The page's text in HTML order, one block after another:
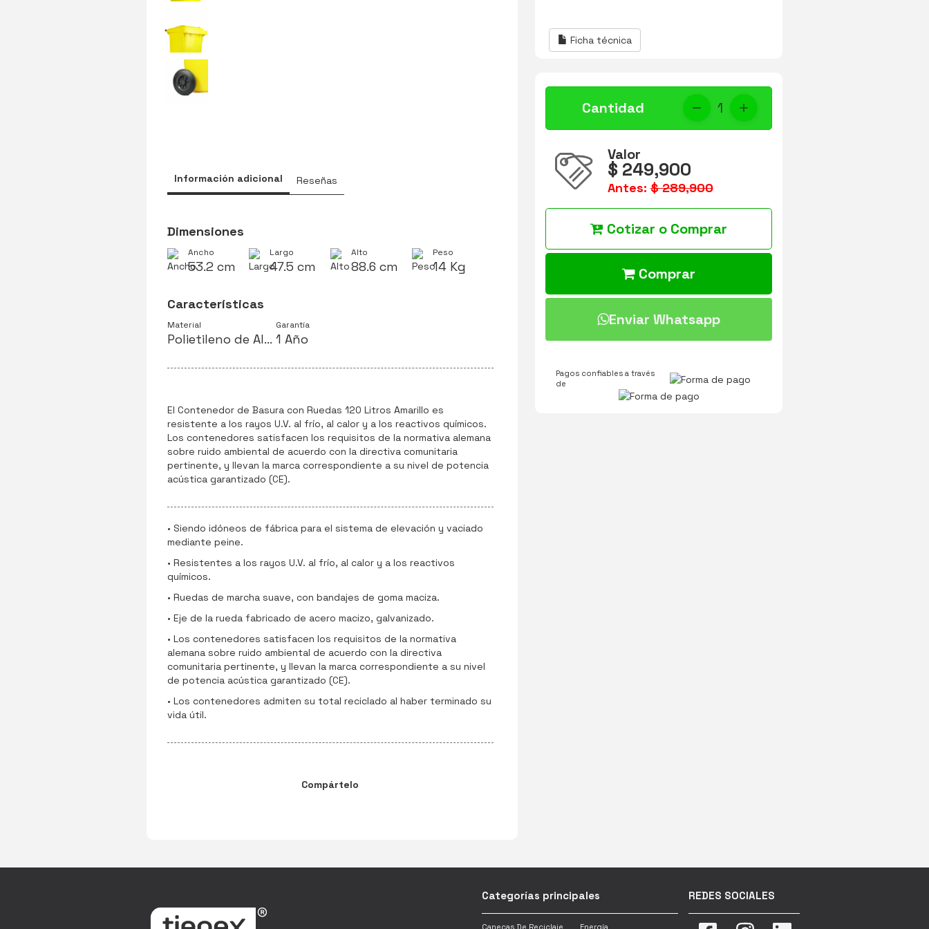
Información adicional Reseñas
Dimensiones
Ancho
53.2 cm
Largo
47.5 cm
Alto
88.6 cm
Peso
14 Kg
Características
Material
Polietileno de Alta Densidad
Garantía
1 Año
El Contenedor de Basura con Ruedas 120 Litros Amarillo es
resistente a los rayos U.V. al frío, al calor y a los reactivos químicos.
Los contenedores satisfacen los requisitos de la normativa alemana
sobre ruido ambiental de acuerdo con la directiva comunitaria
pertinente, y llevan la marca correspondiente a su nivel de potencia
acústica garantizado (CE).
• Siendo idóneos de fábrica para el sistema de elevación y vaciado
mediante peine.
• Resistentes a los rayos U.V. al frío, al calor y a los reactivos
químicos.
• Ruedas de marcha suave, con bandajes de goma maciza.
• Eje de la rueda fabricado de acero macizo, galvanizado.
• Los contenedores satisfacen los requisitos de la normativa
alemana sobre ruido ambiental de acuerdo con la directiva
comunitaria pertinente, y llevan la marca correspondiente a su nivel
de potencia acústica garantizado (CE).
• Los contenedores admiten su total reciclado al haber terminado su
vida útil.
Compártelo
Ficha técnica
Cantidad 1
Valor
$ 249,900
Antes:$ 289,900
Cotizar o Comprar
Comprar
Enviar Whatsapp
Pagos confiables a través
de
Categorías principales REDES SOCIALES